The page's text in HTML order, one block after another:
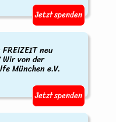
Jetzt spenden
neu
von der
München e.V.
Jetzt spenden